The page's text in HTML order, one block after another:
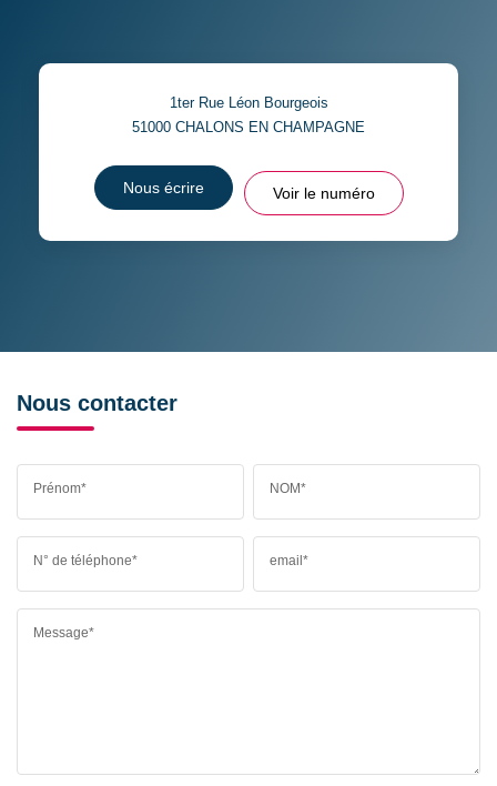
1ter Rue Léon Bourgeois
51000 CHALONS EN CHAMPAGNE
Nous écrire Voir le numéro
Nous contacter
Prénom* NOM*
N° de téléphone* email*
Message*